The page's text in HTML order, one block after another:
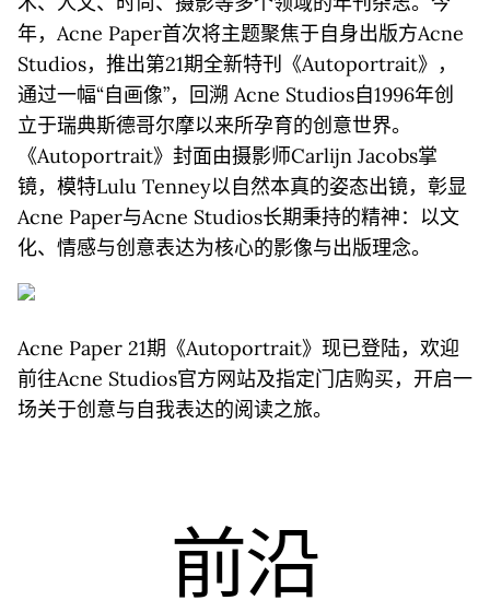
年，Acne Paper首次将主题聚焦于自身出版方Acne
Studios，推出第21期全新特刊《Autoportrait》，
通过一幅“自画像”，回溯 Acne Studios自1996年创
立于瑞典斯德哥尔摩以来所孕育的创意世界。
《Autoportrait》封面由摄影师Carlijn Jacobs掌
镜，模特Lulu Tenney以自然本真的姿态出镜，彰显
Acne Paper与Acne Studios长期秉持的精神：以文
化、情感与创意表达为核心的影像与出版理念。
Acne Paper 21期《Autoportrait》现已登陆，欢迎
前往Acne Studios官方网站及指定门店购买，开启一
场关于创意与自我表达的阅读之旅。
前沿